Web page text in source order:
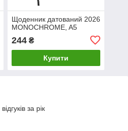
Щоденник датований 2026
MONOCHROME, A5
244₴
Купити
за рік